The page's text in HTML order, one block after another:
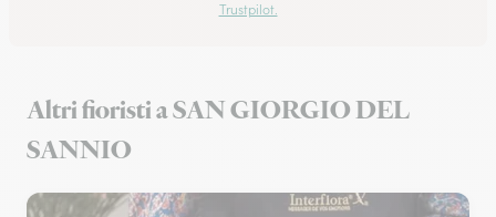
Trustpilot.
Altri fioristi a SAN GIORGIO DEL
SANNIO